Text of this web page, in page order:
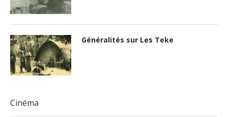
Généralités sur Les Teke
Cinéma